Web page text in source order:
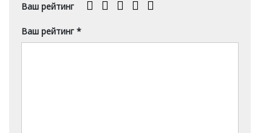
Ваш рейтинг
Ваш рейтинг *